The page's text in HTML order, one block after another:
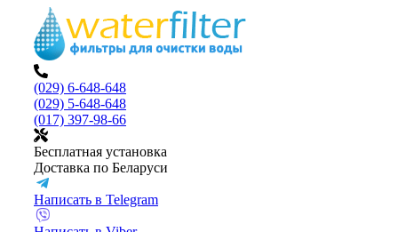
(029) 6-648-648
(029) 5-648-648
(017) 397-98-66
Бесплатная установка
Доставка по Беларуси
Написать в Telegram